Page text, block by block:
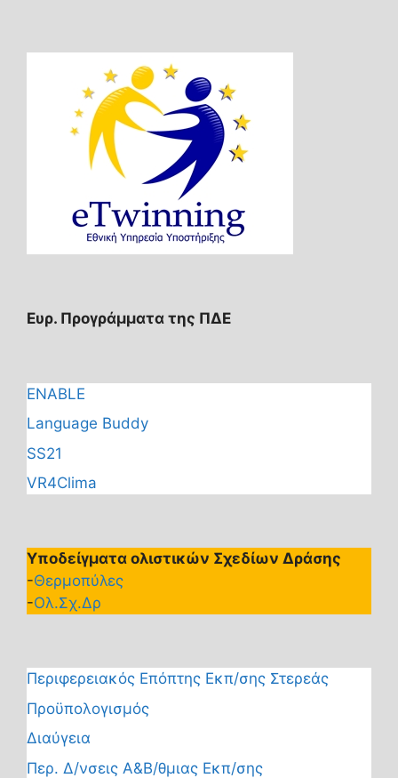
Ευρ. Προγράμματα της ΠΔΕ
ENABLE
Language Buddy
SS21
VR4Clima
Υποδείγματα ολιστικών Σχεδίων Δράσης
-Θερμοπύλες
-Ολ.Σχ.Δρ
Περιφερειακός Επόπτης Εκπ/σης Στερεάς
Προϋπολογισμός
Διαύγεια
Περ. Δ/νσεις Α&Β/θμιας Εκπ/σης